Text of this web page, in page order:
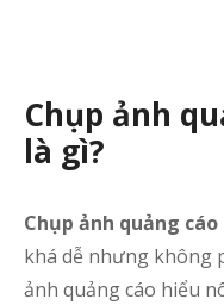
Chụp ảnh
là gì?
Chụp ảnh quảng
khá dễ nhưng không
ảnh quảng cáo hiểu